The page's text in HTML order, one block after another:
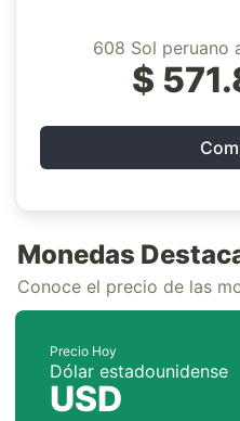
608 Sol peruano
$
Monedas
Conoce el precio de las
Precio Hoy
Dólar estadounidense
USD